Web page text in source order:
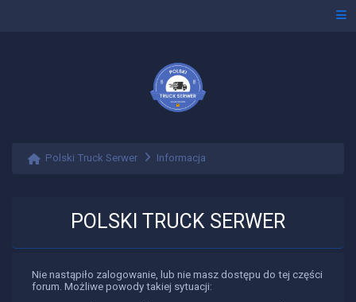
Polski Truck Serwer Informacja
POLSKI TRUCK SERWER
Nie nastąpiło zalogowanie, lub nie masz dostępu do tej części
forum. Możliwe powody takiej sytuacji: